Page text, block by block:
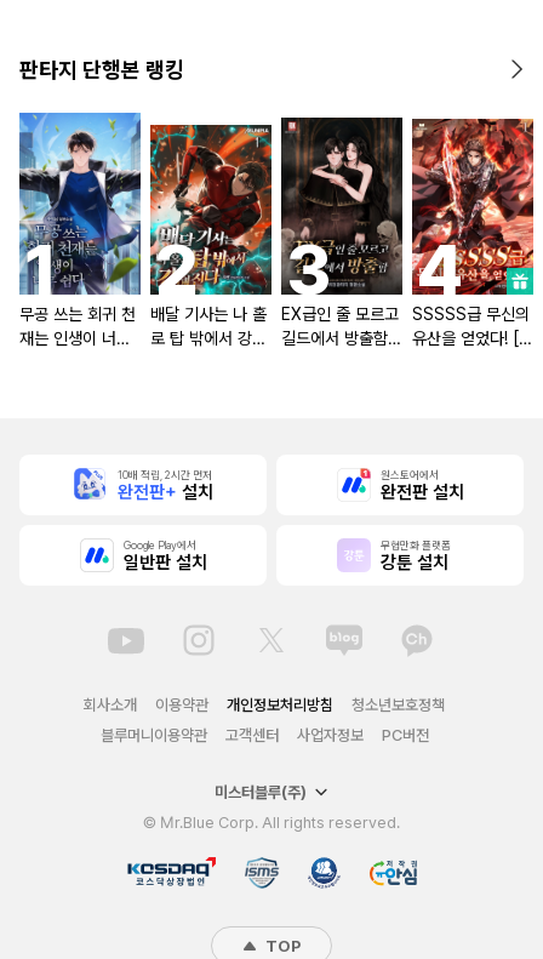
판타지 단행본 랭킹
무공 쓰는 회귀 천
재는 인생이 너무
배달 기사는 나 홀
로 탑 밖에서 강해
EX급인 줄 모르고
길드에서 방출함
SSSSS급 무신의
유산을 얻었다! [단
10배 적립, 2시간 먼저
완전판+ 설치
원스토어에서
완전판 설치
Google Play에서
일반판 설치
무협만화 플랫폼
강툰 설치
회사소개 이용약관 개인정보처리방침
청소년보호정책
블루머니이용약관
고객센터 사업자정보 PC버전
미스터블루(주)
© Mr.Blue Corp. All rights reserved.
TOP